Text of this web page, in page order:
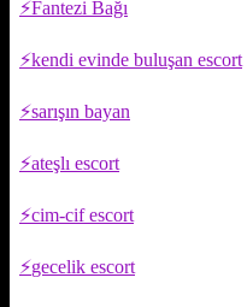
Fantezi Bağı
kendi evinde buluşan escort
sarışın bayan
ateşlı escort
cim-cif escort
gecelik escort